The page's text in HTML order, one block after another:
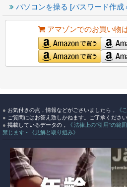
パソコンを操る [パスワード作成
アマゾンでのお買い物
● お気付きの点，情報などがごさいましたら，
《
● ご質問にはお答え致しかねます。ご了承ください
● 掲載しているデータの， 《 法律上の"引用"の範囲
禁じます - 《見解と取り組み》